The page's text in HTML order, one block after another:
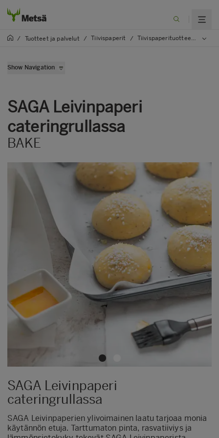
/ Tuotteet ja palvelut / Tiivispaperit / Tiivispaperituotteet
Show Navigation
SAGA Leivinpaperi cateringrullassa
SAGA Ruoanlaittopaperi arkkeina
SAGA Leivinpaperi
cateringrullassa
BAKE
SAGA Leivinpaperi
cateringrullassa
SAGA Leivinpaperien ylivoimainen laatu tarjoaa monia
käytännön etuja. Tarttumaton pinta, rasvatiiviys ja